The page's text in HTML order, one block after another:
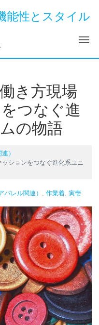
能性とスタイル
ナ
き方現場
つなぐ進
の物語
）
ションをつなぐ進化系ユニ
パレル関連） , 作業着, 寅壱